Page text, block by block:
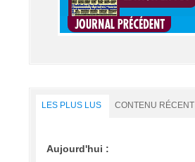
LES PLUS LUS CONTENU RÉCENT
Aujourd'hui :